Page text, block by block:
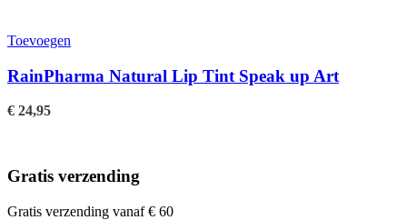
Toevoegen
RainPharma Natural Lip Tint Speak up Art
€ 24,95
Gratis verzending
Gratis verzending vanaf € 60